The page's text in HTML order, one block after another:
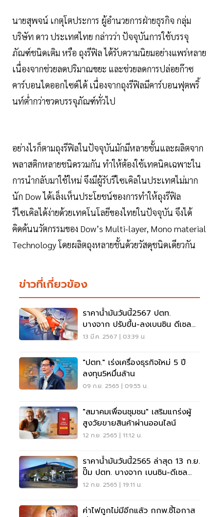
นายสุพจน์ เกตุโตประการ ผู้อำนวยการฝ่ายธุรกิจ กลุ่ม
บริษัท ดาว ประเทศไทย กล่าวว่า ปัจจุบันการใช้บรรจุ
ภัณฑ์ชนิดเติม หรือ ถุงรีฟิล ได้รับความนิยมอย่างแพร่หลาย
เนื่องจากช่วยลดปริมาณขยะ และช่วยลดการปล่อยก๊าซ
คาร์บอนไดออกไซด์ได้ เนื่องจากถุงรีฟิลมีคาร์บอนฟุตพริ้
นท์ต่ำกว่าขวดบรรจุภัณฑ์ทั่วไป
อย่างไรก็ตามถุงรีฟิลในปัจจุบันมักมีหลายชั้นและผลิตจาก
พลาสติกหลายชนิดรวมกัน ทำให้ต้องใช้เทคนิคเฉพาะใน
การนำกลับมาใช้ใหม่ จึงมีผู้รับรีไซเคิลในประเทศไม่มาก
นัก Dow ได้เล็งเห็นประโยชน์ของการทำให้ถุงรีฟิล
รีไซเคิลได้ง่ายด้วยเทคโนโลยีของไทยในปัจจุบัน จึงได้
คิดค้นนวัตกรรมของ Dow’s Multi-layer, Mono material
Technology โดยผลิตถุงหลายชั้นด้วยวัสดุชนิดเดียวกัน
ข่าวที่เกี่ยวข้อง
ราคาน้ำมันวันนี้2567 ปตท.
บางจาก ปรับขึ้น-ลงเบนซิน ดีเซลกี่
รอบ อัปเดทล่าสุด
13 มี.ค. 2567 | 03:39 น.
"ปตท." เร่งเครื่องธุรกิจใหม่ 5 ปี
ลงทุน5หมื่นล้าน
09 ก.ย. 2565 | 09:55 น.
"สมาคมเพื่อนชุมชน" เสริมแกร่งผู้
สูงวัยขายสินค้าผ่านออนไลน์
12 ก.ย. 2565 | 11:12 น.
ราคาน้ำมันวันนี้2565 ล่าสุด 13 ก.ย.
ปั๊ม ปตท. บางจาก เบนซิน-ดีเซล
ลิตรละกี่บาท
12 ก.ย. 2565 | 19:11 น.
ค่าไฟถูกไม่มีอีกแล้ว กกพ.ชี้โอกาส